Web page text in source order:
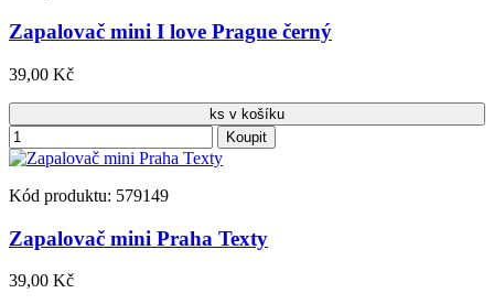
Zapalovač mini I love Prague černý
39,00 Kč
ks v košíku
Koupit
Kód produktu: 579149
Zapalovač mini Praha Texty
39,00 Kč